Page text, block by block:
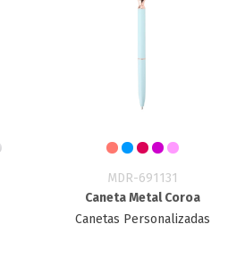
MDR-691131
Caneta Metal Coroa
Canetas Personalizadas